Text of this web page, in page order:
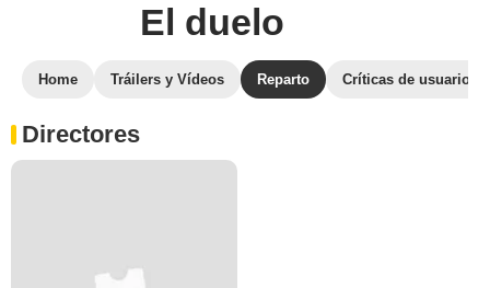
El duelo
Home Tráilers y Vídeos Reparto Críticas de usuarios
Directores